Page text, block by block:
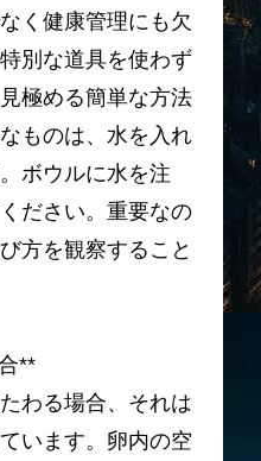
く健康管理にも欠
別な道具を使わず
極める簡単な方法
ものは、水を入れ
ボウルに水を注
ださい。重要なの
方を観察すること
**
わる場合、それは
います。卵内の空